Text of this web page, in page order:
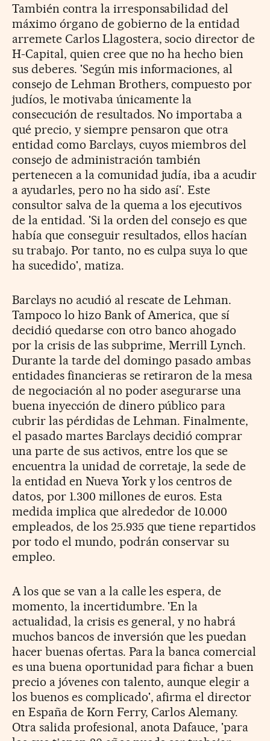
También contra la irresponsabilidad del
máximo órgano de gobierno de la entidad
arremete Carlos Llagostera, socio director de
H-Capital, quien cree que no ha hecho bien
sus deberes. 'Según mis informaciones, al
consejo de Lehman Brothers, compuesto por
judíos, le motivaba únicamente la
consecución de resultados. No importaba a
qué precio, y siempre pensaron que otra
entidad como Barclays, cuyos miembros del
consejo de administración también
pertenecen a la comunidad judía, iba a acudir
a ayudarles, pero no ha sido así'. Este
consultor salva de la quema a los ejecutivos
de la entidad. 'Si la orden del consejo es que
había que conseguir resultados, ellos hacían
su trabajo. Por tanto, no es culpa suya lo que
ha sucedido', matiza.
Barclays no acudió al rescate de Lehman.
Tampoco lo hizo Bank of America, que sí
decidió quedarse con otro banco ahogado
por la crisis de las subprime, Merrill Lynch.
Durante la tarde del domingo pasado ambas
entidades financieras se retiraron de la mesa
de negociación al no poder asegurarse una
buena inyección de dinero público para
cubrir las pérdidas de Lehman. Finalmente,
el pasado martes Barclays decidió comprar
una parte de sus activos, entre los que se
encuentra la unidad de corretaje, la sede de
la entidad en Nueva York y los centros de
datos, por 1.300 millones de euros. Esta
medida implica que alrededor de 10.000
empleados, de los 25.935 que tiene repartidos
por todo el mundo, podrán conservar su
empleo.
A los que se van a la calle les espera, de
momento, la incertidumbre. 'En la
actualidad, la crisis es general, y no habrá
muchos bancos de inversión que les puedan
hacer buenas ofertas. Para la banca comercial
es una buena oportunidad para fichar a buen
precio a jóvenes con talento, aunque elegir a
los buenos es complicado', afirma el director
en España de Korn Ferry, Carlos Alemany.
Otra salida profesional, anota Dafauce, 'para